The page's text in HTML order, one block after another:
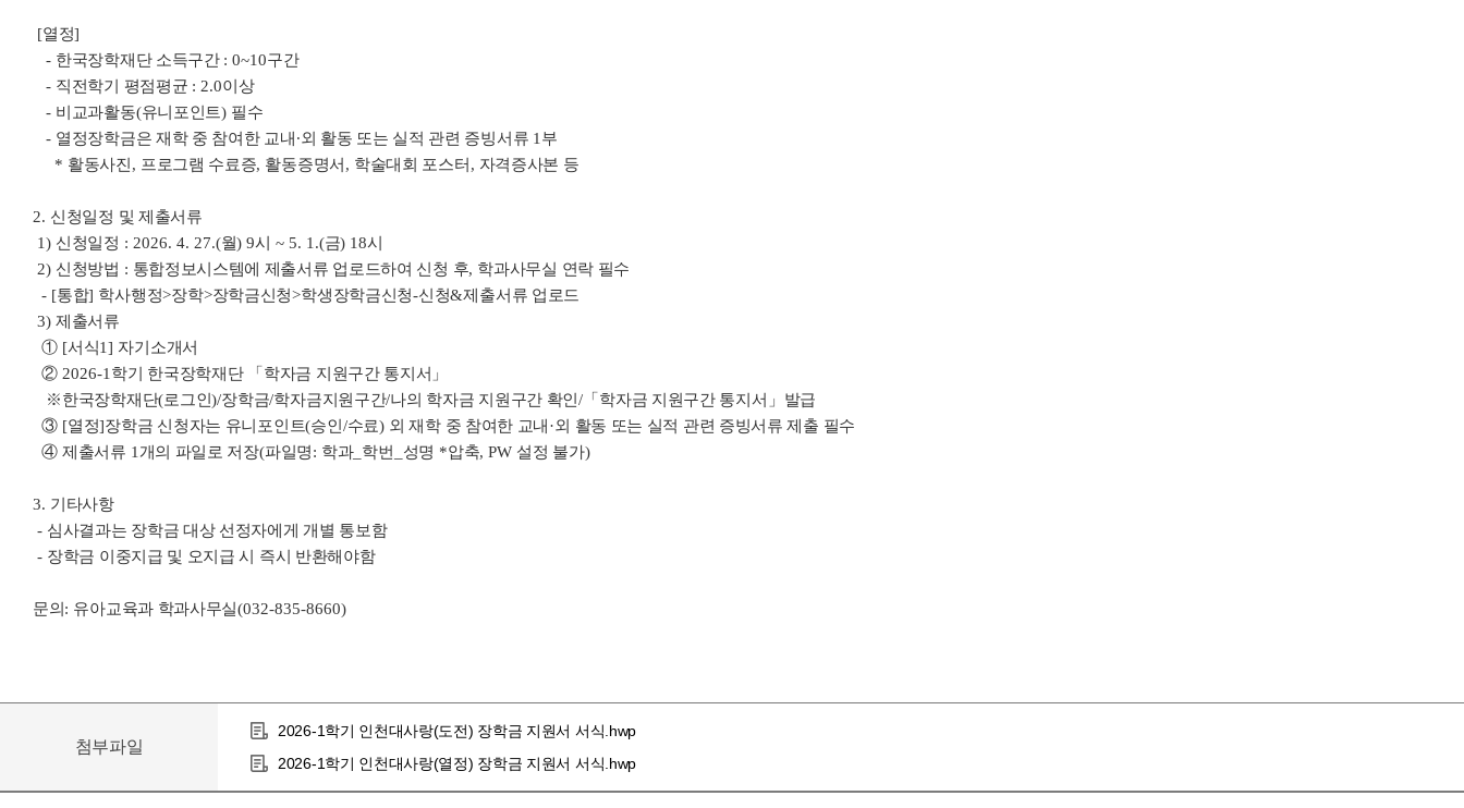
[열정]
- 한국장학재단 소득구간 : 0~10구간
- 직전학기 평점평균 : 2.0이상
- 비교과활동(유니포인트) 필수
- 열정장학금은 재학 중 참여한 교내 ∙외 활동 또는 실적 관련 증빙서류 1부
* 활동사진, 프로그램 수료증, 활동증명서 , 학술대회 포스터 , 자격증사본 등
2. 신청일정 및 제출서류
1) 신청일정 : 2026. 4. 27.(월) 9시 ~ 5. 1.(금) 18시
2) 신청방법 : 통합정보시스템에 제출서류 업로드하여 신청 후, 학과사무실 연락 필수
- [통합] 학사행정>장학>장학금신청>학생장학금신청-신청&제출서류 업로드
3) 제출서류
① [서식1] 자기소개서
② 2026-1학기 한국장학재단 「 학자금 지원구간 통지서 」
※한국장학재단(로그인)/장학금/학자금지원구간/나의 학자금 지원구간 확인/ 「 학자금 지원구간 통지서 」 발급
③ [열정]장학금 신청자는 유니포인트(승인/수료) 외 재학 중 참여한 교내 ·외 활동 또는 실적 관련 증빙서류 제출 필수
④ 제출서류 1개의 파일로 저장(파일명: 학과_ 학번 성명 *압축, PW 설정 불가)
3. 기타사항
- 심사결과는 장학금 대상 선정자에게 개별 통보함
- 장학금 이중지급 및 오지급 시 즉시 반환해야함
문의 : 유아교육과 학과사무실(032-835-8660)
첨부파일
2026-1학기 인천대사랑(도전) 장학금 지원서 서식.hwp
2026-1학기 인천대사랑(열정) 장학금 지원서 서식.hwp